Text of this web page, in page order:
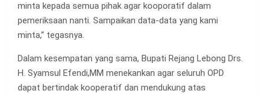
minta kepada semua pihak agar kooporatif dalam
pemeriksaan nanti. Sampaikan data-data yang kami
minta,” tegasnya.
Dalam kesempatan yang sama, Bupati Rejang Lebong Drs.
H. Syamsul Efendi,MM menekankan agar seluruh OPD
dapat bertindak kooperatif dan mendukung atas